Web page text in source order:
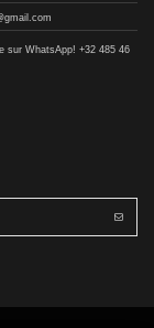
sur WhatsApp! +32 485 46